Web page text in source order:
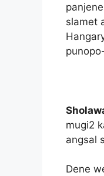
slamet
mugi2
angsal
Dene